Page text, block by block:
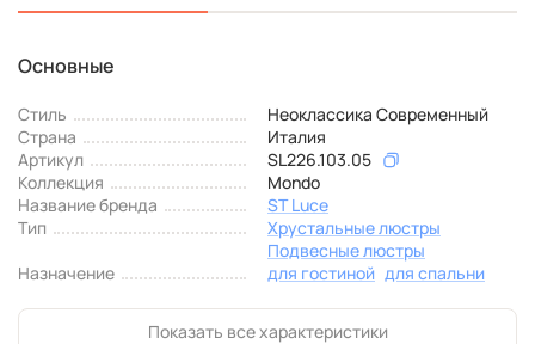
Основные
Стиль
Неоклассика Современный
Страна
Италия
Артикул
SL226.103.05
Коллекция
Mondo
Название бренда
ST Luce
Тип
Хрустальные люстры
Подвесные люстры
Назначение
для гостиной для спальни
Показать все характеристики